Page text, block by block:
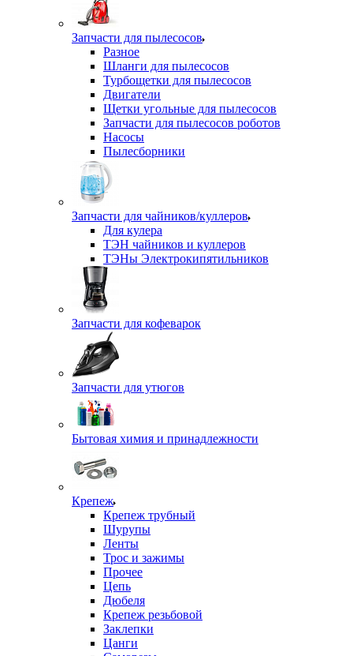
Запчасти для пылесосов
Разное
Шланги для пылесосов
Турбощетки для пылесосов
Двигатели
Щетки угольные для пылесосов
Запчасти для пылесосов роботов
Насосы
Пылесборники
Запчасти для чайников/куллеров
Для кулера
ТЭН чайников и куллеров
ТЭНы Электрокипятильников
Запчасти для кофеварок
Запчасти для утюгов
Бытовая химия и принадлежности
Крепеж
Крепеж трубный
Шурупы
Ленты
Трос и зажимы
Прочее
Цепь
Дюбеля
Крепеж резьбовой
Заклепки
Цанги